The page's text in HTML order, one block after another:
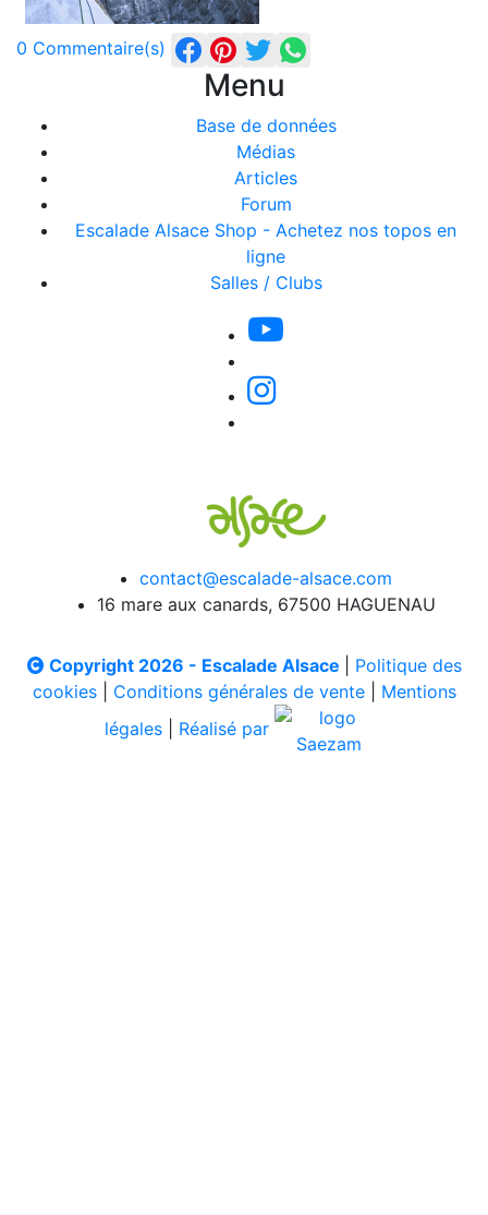
0 Commentaire(s)
Menu
Base de données
Médias
Articles
Forum
Escalade Alsace Shop - Achetez nos topos en
ligne
Salles / Clubs
contact@escalade-alsace.com
16 mare aux canards, 67500 HAGUENAU
Copyright 2026 - Escalade Alsace
Politique des
cookies| Conditions générales de vente| Mentions
légales
Réalisé par